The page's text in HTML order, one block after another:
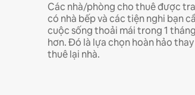
Các nhà/phòng cho thuê được
có nhà bếp và các tiện nghi bạn
cuộc sống thoải mái trong 1
hơn. Đó là lựa chọn hoàn hảo
thuê lại nhà.